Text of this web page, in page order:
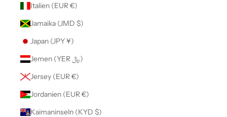
Italien (EUR €)
Jamaika (JMD $)
Japan (JPY ¥)
Jemen (YER ﷼)
Jersey (EUR €)
Jordanien (EUR €)
Kaimaninseln (KYD $)